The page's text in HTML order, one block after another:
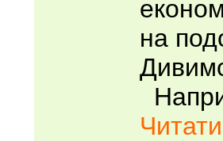
на